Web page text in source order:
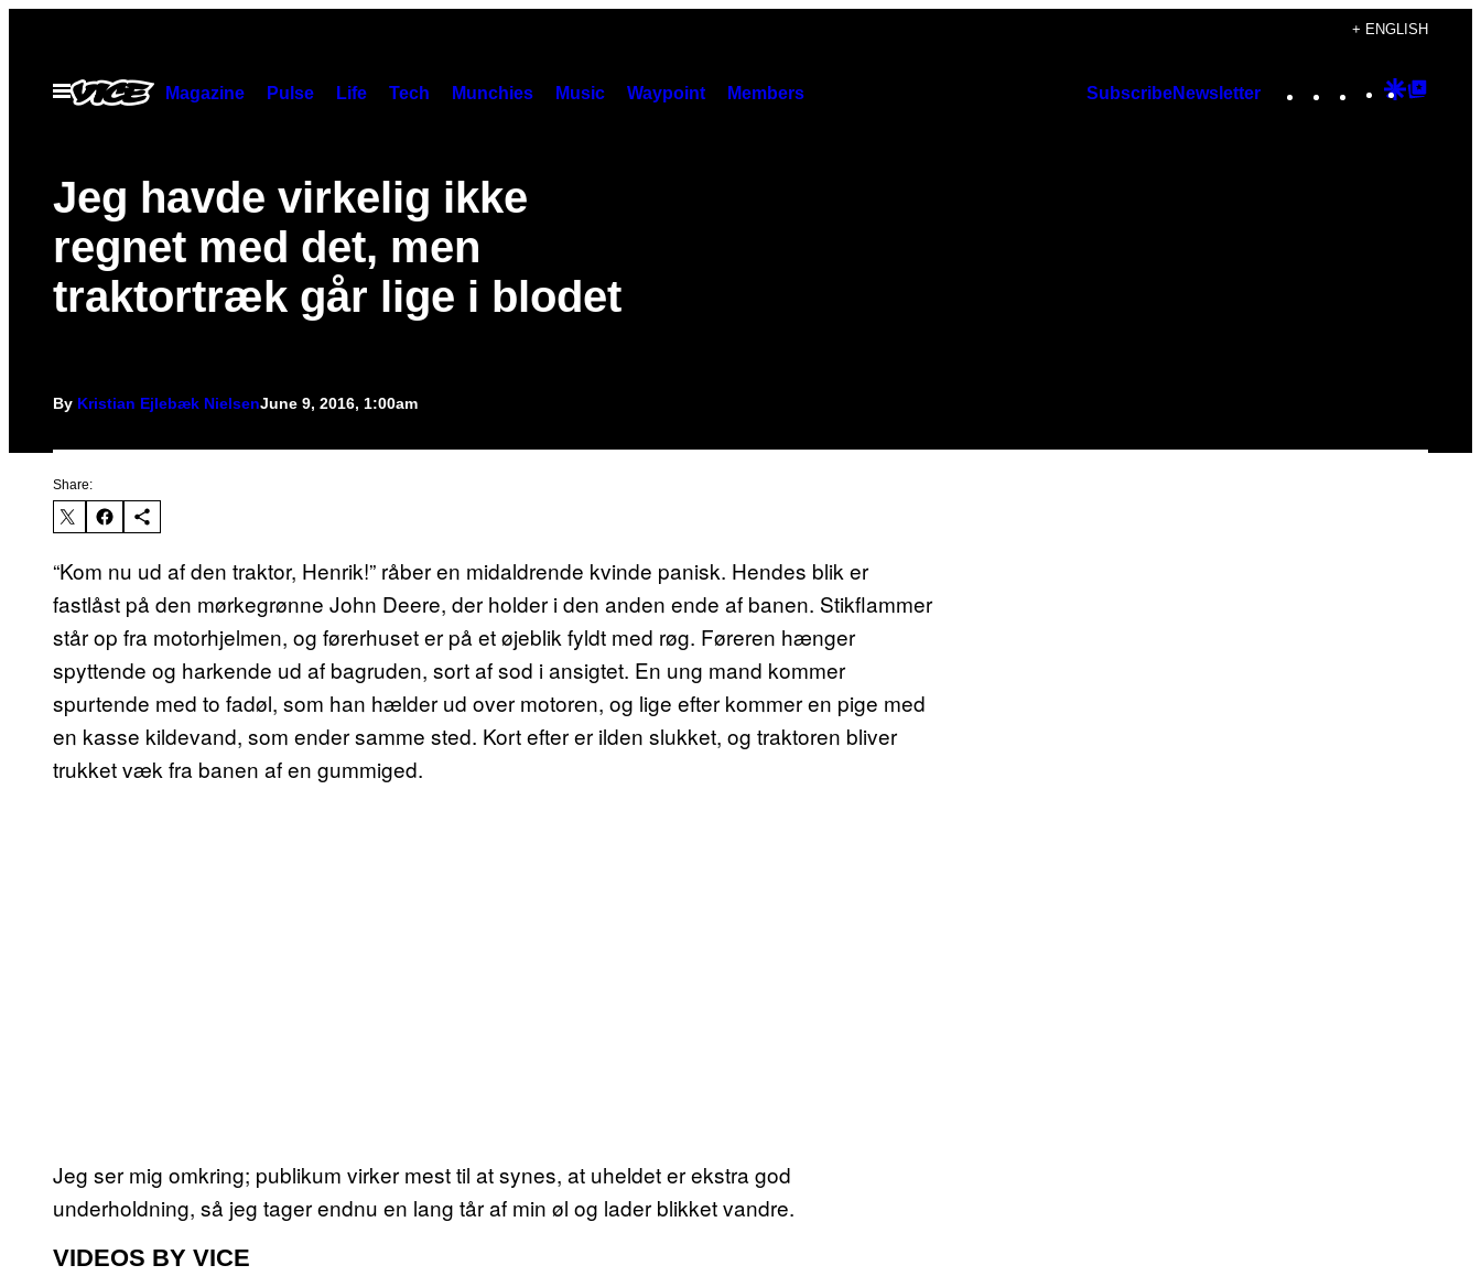
content
+ ENGLISH
Open
Menu
Magazine Pulse Life Tech Munchies Music Waypoint Members SubscribeNewsletter Instagram
TikTok
YouTube
Google
Jeg havde virkelig ikke
regnet med det, men
traktortræk går lige i blodet
By Kristian Ejlebæk NielsenJune 9, 2016, 1:00am
Share:
“Kom nu ud af den traktor, Henrik!” råber en midaldrende kvinde panisk. Hendes blik er
fastlåst på den mørkegrønne John Deere, der holder i den anden ende af banen. Stikflammer
står op fra motorhjelmen, og førerhuset er på et øjeblik fyldt med røg. Føreren hænger
spyttende og harkende ud af bagruden, sort af sod i ansigtet. En ung mand kommer
spurtende med to fadøl, som han hælder ud over motoren, og lige efter kommer en pige med
en kasse kildevand, som ender samme sted. Kort efter er ilden slukket, og traktoren bliver
trukket væk fra banen af en gummiged.
Jeg ser mig omkring; publikum virker mest til at synes, at uheldet er ekstra god
underholdning, så jeg tager endnu en lang tår af min øl og lader blikket vandre.
VIDEOS BY VICE